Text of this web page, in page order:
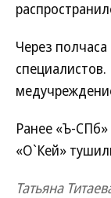
Через
Ранее «Ъ-СПб»
«О`Кей»
Татьяна